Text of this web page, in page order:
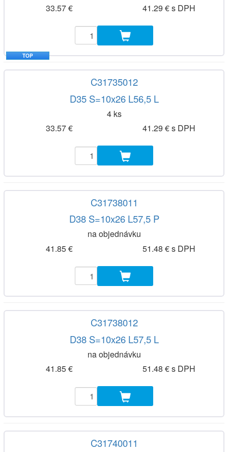
33.57 €
41.29 € s DPH
TOP
C31735012
D35 S=10x26 L56,5 L
4 ks
33.57 €
41.29 € s DPH
C31738011
D38 S=10x26 L57,5 P
na objednávku
41.85 €
51.48 € s DPH
C31738012
D38 S=10x26 L57,5 L
na objednávku
41.85 €
51.48 € s DPH
C31740011